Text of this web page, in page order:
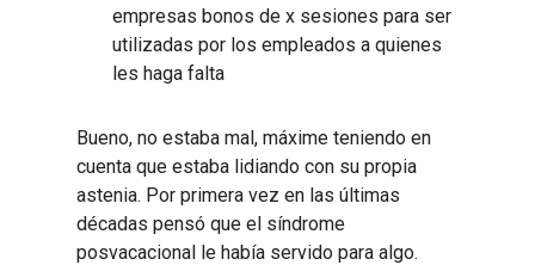
empresas bonos de x sesiones para ser
utilizadas por los empleados a quienes
les haga falta
Bueno, no estaba mal, máxime teniendo en
cuenta que estaba lidiando con su propia
astenia. Por primera vez en las últimas
décadas pensó que el síndrome
posvacacional le había servido para algo.